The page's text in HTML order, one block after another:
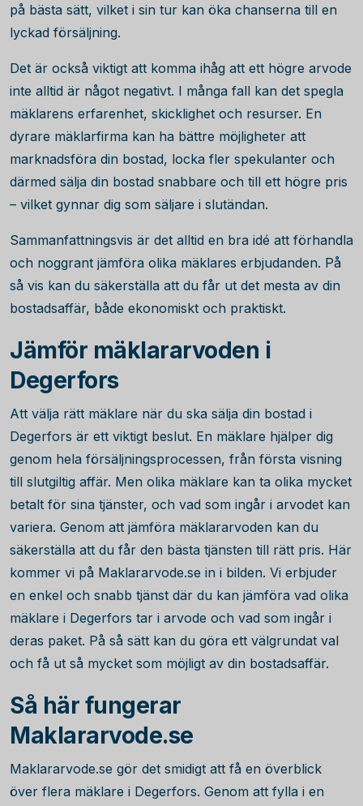
på bästa sätt, vilket i sin tur kan öka chanserna till en
lyckad försäljning.
Det är också viktigt att komma ihåg att ett högre arvode
inte alltid är något negativt. I många fall kan det spegla
mäklarens erfarenhet, skicklighet och resurser. En
dyrare mäklarfirma kan ha bättre möjligheter att
marknadsföra din bostad, locka fler spekulanter och
därmed sälja din bostad snabbare och till ett högre pris
– vilket gynnar dig som säljare i slutändan.
Sammanfattningsvis är det alltid en bra idé att förhandla
och noggrant jämföra olika mäklares erbjudanden. På
så vis kan du säkerställa att du får ut det mesta av din
bostadsaffär, både ekonomiskt och praktiskt.
Jämför mäklararvoden i
Degerfors
Att välja rätt mäklare när du ska sälja din bostad i
Degerfors är ett viktigt beslut. En mäklare hjälper dig
genom hela försäljningsprocessen, från första visning
till slutgiltig affär. Men olika mäklare kan ta olika mycket
betalt för sina tjänster, och vad som ingår i arvodet kan
variera. Genom att jämföra mäklararvoden kan du
säkerställa att du får den bästa tjänsten till rätt pris. Här
kommer vi på Maklararvode.se in i bilden. Vi erbjuder
en enkel och snabb tjänst där du kan jämföra vad olika
mäklare i Degerfors tar i arvode och vad som ingår i
deras paket. På så sätt kan du göra ett välgrundat val
och få ut så mycket som möjligt av din bostadsaffär.
Så här fungerar
Maklararvode.se
Maklararvode.se gör det smidigt att få en överblick
över flera mäklare i Degerfors. Genom att fylla i en